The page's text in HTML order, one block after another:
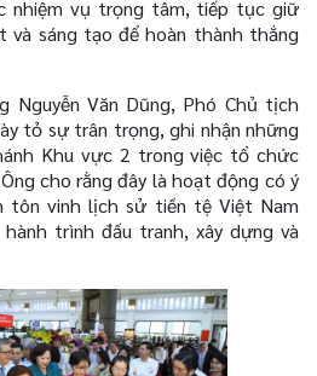
nhiệm vụ trọng tâm, tiếp tục giữ
và sáng tạo để hoàn thành thắng
Nguyễn Văn Dũng, Phó Chủ tịch
tỏ sự trân trọng, ghi nhận những
Khu vực 2 trong việc tổ chức
cho rằng đây là hoạt động có ý
tôn vinh lịch sử tiền tệ Việt Nam
trình đấu tranh, xây dựng và